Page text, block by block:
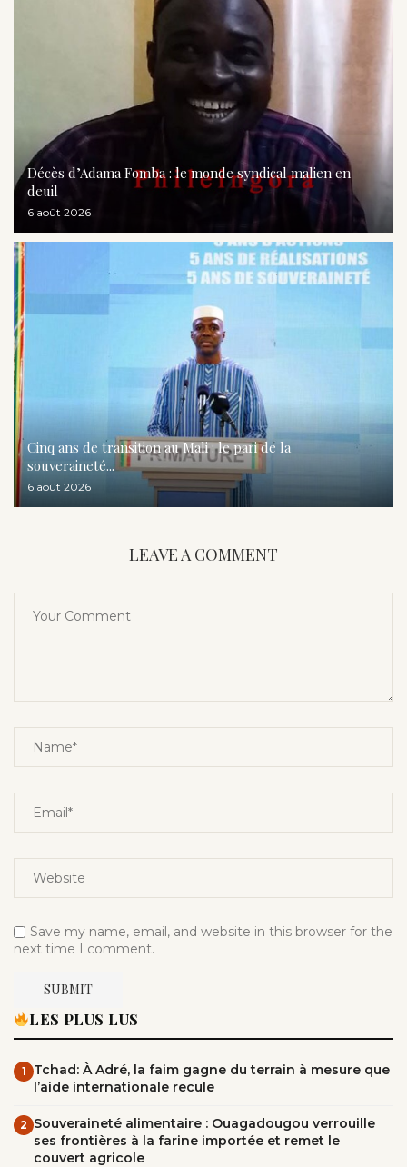
Décès d’Adama Fomba : le monde syndical malien en
deuil
6 août 2026
Cinq ans de transition au Mali : le pari de la
souveraineté...
6 août 2026
LEAVE A COMMENT
Save my name, email, and website in this browser for the
next time I comment.
LES PLUS LUS
1
Tchad: À Adré, la faim gagne du terrain à mesure que
l’aide internationale recule
2 Souveraineté alimentaire : Ouagadougou verrouille
ses frontières à la farine importée et remet le
couvert agricole